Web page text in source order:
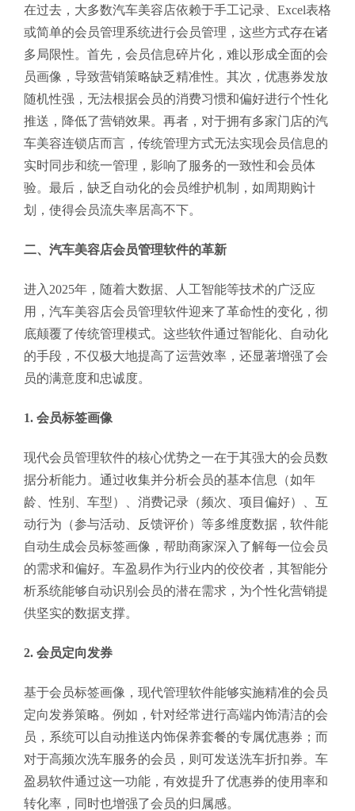
在过去，大多数汽车美容店依赖于手工记录、Excel表格
或简单的会员管理系统进行会员管理，这些方式存在诸
多局限性。首先，会员信息碎片化，难以形成全面的会
员画像，导致营销策略缺乏精准性。其次，优惠券发放
随机性强，无法根据会员的消费习惯和偏好进行个性化
推送，降低了营销效果。再者，对于拥有多家门店的汽
车美容连锁店而言，传统管理方式无法实现会员信息的
实时同步和统一管理，影响了服务的一致性和会员体
验。最后，缺乏自动化的会员维护机制，如周期购计
划，使得会员流失率居高不下。
二、汽车美容店会员管理软件的革新
进入2025年，随着大数据、人工智能等技术的广泛应
用，汽车美容店会员管理软件迎来了革命性的变化，彻
底颠覆了传统管理模式。这些软件通过智能化、自动化
的手段，不仅极大地提高了运营效率，还显著增强了会
员的满意度和忠诚度。
1. 会员标签画像
现代会员管理软件的核心优势之一在于其强大的会员数
据分析能力。通过收集并分析会员的基本信息（如年
龄、性别、车型）、消费记录（频次、项目偏好）、互
动行为（参与活动、反馈评价）等多维度数据，软件能
自动生成会员标签画像，帮助商家深入了解每一位会员
的需求和偏好。车盈易作为行业内的佼佼者，其智能分
析系统能够自动识别会员的潜在需求，为个性化营销提
供坚实的数据支撑。
2. 会员定向发券
基于会员标签画像，现代管理软件能够实施精准的会员
定向发券策略。例如，针对经常进行高端内饰清洁的会
员，系统可以自动推送内饰保养套餐的专属优惠券；而
对于高频次洗车服务的会员，则可发送洗车折扣券。车
盈易软件通过这一功能，有效提升了优惠券的使用率和
转化率，同时也增强了会员的归属感。